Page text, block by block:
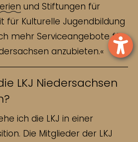
und Stiftungen für
für Kulturelle Jugendbildung
mehr Serviceangebote für
anzubieten.«
LKJ Niedersachsen
ich die LKJ in einer
Die Mitglieder der LKJ